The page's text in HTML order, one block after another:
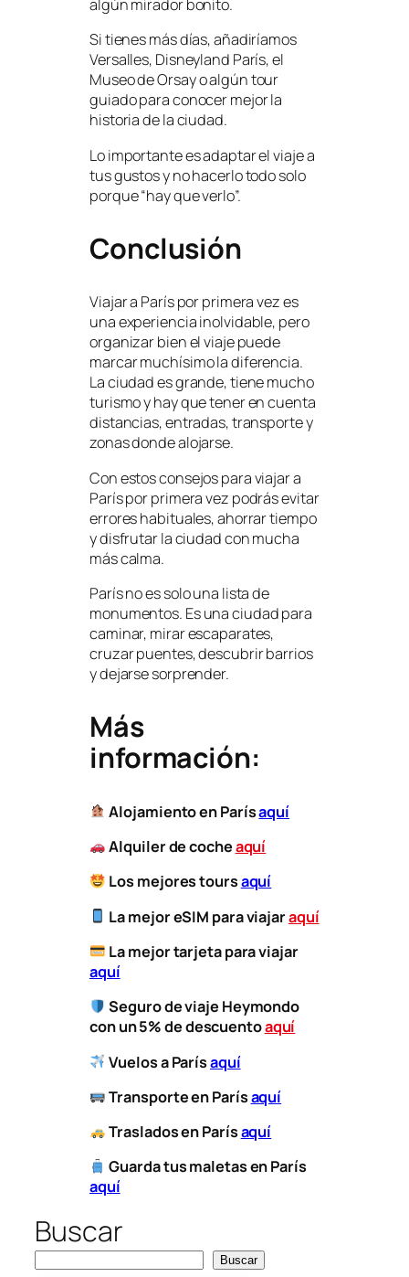
algún mirador bonito.
Si tienes más días, añadiríamos
Versalles, Disneyland París, el
Museo de Orsay o algún tour
guiado para conocer mejor la
historia de la ciudad.
Lo importante es adaptar el viaje a
tus gustos y no hacerlo todo solo
porque “hay que verlo”.
Conclusión
Viajar a París por primera vez es
una experiencia inolvidable, pero
organizar bien el viaje puede
marcar muchísimo la diferencia.
La ciudad es grande, tiene mucho
turismo y hay que tener en cuenta
distancias, entradas, transporte y
zonas donde alojarse.
Con estos consejos para viajar a
París por primera vez podrás evitar
errores habituales, ahorrar tiempo
y disfrutar la ciudad con mucha
más calma.
París no es solo una lista de
monumentos. Es una ciudad para
caminar, mirar escaparates,
cruzar puentes, descubrir barrios
y dejarse sorprender.
Más
información:
Alojamiento en Parísaquí
Alquiler de cocheaquí
Los mejores toursaquí
La mejor eSIM para viajaraquí
La mejor tarjeta para viajar
aquí
Seguro de viaje Heymondo
con un 5% de descuentoaquí
Vuelos a Parísaquí
​Transporteen Parísaquí
​Traslados en Parísaquí
Guarda tus maletas en París
aquí
Buscar
Buscar